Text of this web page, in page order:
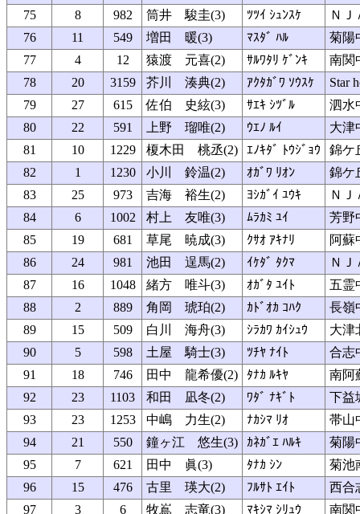
75
8 982 筒井 駿圭(3) ﾂﾂｲ ｼｭﾝｽｹ
ＮＪ
76
11 549 増田 暖(3) ﾏｽﾀﾞ ﾊﾙ
菊陽
77
4 12 猿渡 元喜(2) ｻﾙﾜﾀﾘ ｹﾞﾝｷ
南関
78
20 3159 芥川 湊典(2) ｱｸﾀｶﾞﾜ ｿｳｽｹ
Star
79
27 615 佐伯 史絃(3) ｻｴｷ ｼﾂﾞﾙ
泗水
80
22 591 上野 瑠唯(2) ｳｴﾉ ﾙｲ
大津
81
10 1229 榎木田 桃丞(2) ｴﾉｷﾀﾞ ﾄｳｼﾞｮｳ
錦ケ
82
1 1230 小川 鈴温(2) ｵｶﾞﾜ ﾘｵﾝ
錦ケ
83
25 973 吉海 裕生(2) ﾖｼｶﾞｲ ﾕｳｷ
ＮＪ
84
6 1002 村上 友唯(3) ﾑﾗｶﾐ ﾕｲ
芳野
85
19 681 草尾 暁成(3) ｸｻｵ ｱｷﾅﾘ
阿蘇
86
24 981 池田 逞馬(2) ｲｹﾀﾞ ﾀｸﾏ
ＮＪ
87
16 1048 緒方 唯斗(3) ｵｶﾞﾀ ﾕｲﾄ
五霊
88
2 889 角岡 琥珀(2) ｶﾄﾞｵｶ ｺﾊｸ
長嶺
89
15 509 白川 海舟(3) ｼﾗｶﾜ ｶｲｼｭｳ
大津
90
5 598 土屋 騎士(3) ﾂﾁﾔ ﾅｲﾄ
合志
91
18 746 田中 龍希優(2) ﾀﾅｶ ﾙｷﾔ
南阿
92
23 1103 和田 凪冬(2) ﾜﾀﾞ ﾅｷﾞﾄ
下益
93
23 1253 中嶋 力生(2) ﾅｶｼﾏ ﾘｵ
帯山
94
21 550 鐘ヶ江 悠生(3) ｶﾈｶﾞｴ ﾊﾙｷ
菊陽
95
7 621 田中 眞(3) ﾀﾅｶ ｼﾝ
菊池
96
15 476 古里 瑛大(2) ﾌﾙｻﾄ ｴｲﾄ
西合
97
3 6 牧嶌 志竜(3) ﾏｷｼﾏ ｼﾘｭｳ 南関